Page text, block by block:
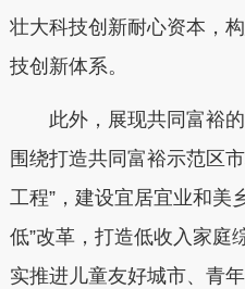
壮大科技创新耐心资本，
技创新体系。
此外，展现共同富裕的
围绕打造共同富裕示范区
工程”，建设宜居宜业和美
低”改革，打造低收入家庭
实推进儿童友好城市、青